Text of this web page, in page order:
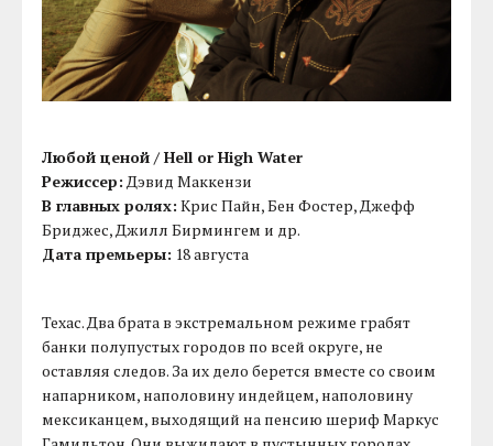
Любой ценой / Hell or High Water
Режиссер:Дэвид Маккензи
В главных ролях: Крис Пайн, Бен Фостер, Джефф
Бриджес, Джилл Бирмингем и др.
Дата премьеры: 18 августа
Техас. Два брата в экстремальном режиме грабят
банки полупустых городов по всей округе, не
оставляя следов. За их дело берется вместе со своим
напарником, наполовину индейцем, наполовину
мексиканцем, выходящий на пенсию шериф Маркус